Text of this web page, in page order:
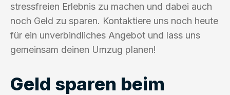
stressfreien Erlebnis zu machen und dabei auch
noch Geld zu sparen. Kontaktiere uns noch heute
für ein unverbindliches Angebot und lass uns
gemeinsam deinen Umzug planen!
Geld sparen beim